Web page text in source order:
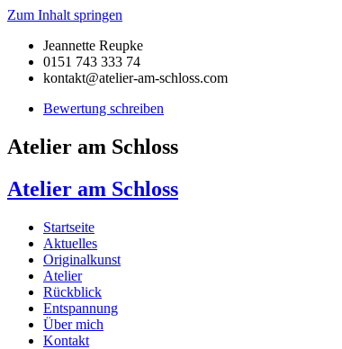
Zum Inhalt springen
Jeannette Reupke
0151 743 333 74
kontakt@atelier-am-schloss.com
Bewertung schreiben
Atelier am Schloss
Atelier am Schloss
Startseite
Aktuelles
Originalkunst
Atelier
Rückblick
Entspannung
Über mich
Kontakt